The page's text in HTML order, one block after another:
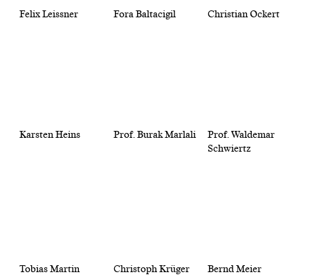
Felix Leissner Fora Baltacigil Christian Ockert
Karsten Heins Prof. Burak Marlali
Prof. Waldemar
Schwiertz
Tobias Martin Christoph Krüger Bernd Meier